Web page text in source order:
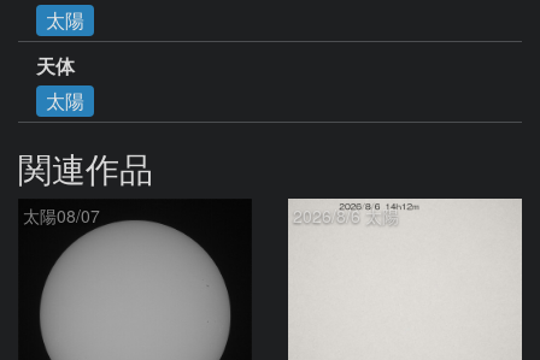
太陽
天体
太陽
関連作品
太陽08/07 2026/8/6 太陽